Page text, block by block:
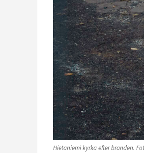
Hietaniemi kyrka efter branden.